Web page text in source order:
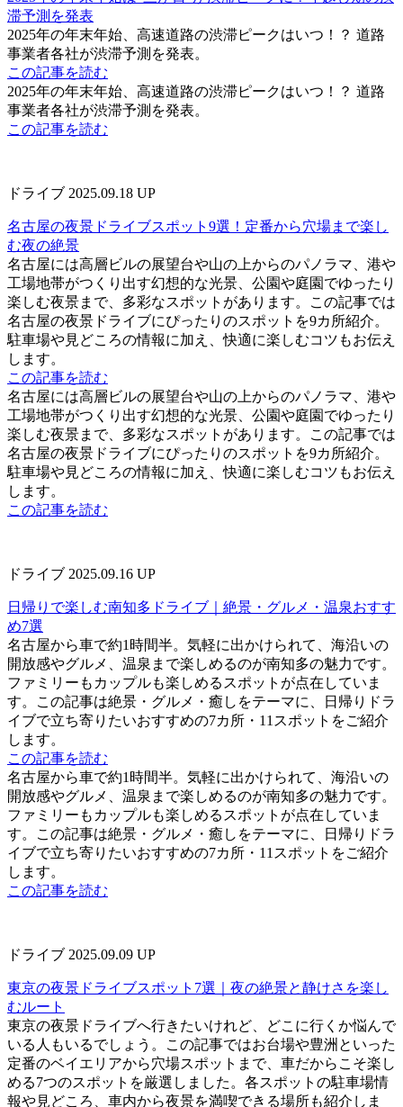
滞予測を発表
2025年の年末年始、高速道路の渋滞ピークはいつ！？ 道路
事業者各社が渋滞予測を発表。
この記事を読む
2025年の年末年始、高速道路の渋滞ピークはいつ！？ 道路
事業者各社が渋滞予測を発表。
この記事を読む
ドライブ 2025.09.18 UP
名古屋の夜景ドライブスポット9選！定番から穴場まで楽し
む夜の絶景
名古屋には高層ビルの展望台や山の上からのパノラマ、港や
工場地帯がつくり出す幻想的な光景、公園や庭園でゆったり
楽しむ夜景まで、多彩なスポットがあります。この記事では
名古屋の夜景ドライブにぴったりのスポットを9カ所紹介。
駐車場や見どころの情報に加え、快適に楽しむコツもお伝え
します。
この記事を読む
名古屋には高層ビルの展望台や山の上からのパノラマ、港や
工場地帯がつくり出す幻想的な光景、公園や庭園でゆったり
楽しむ夜景まで、多彩なスポットがあります。この記事では
名古屋の夜景ドライブにぴったりのスポットを9カ所紹介。
駐車場や見どころの情報に加え、快適に楽しむコツもお伝え
します。
この記事を読む
ドライブ 2025.09.16 UP
日帰りで楽しむ南知多ドライブ｜絶景・グルメ・温泉おすす
め7選
名古屋から車で約1時間半。気軽に出かけられて、海沿いの
開放感やグルメ、温泉まで楽しめるのが南知多の魅力です。
ファミリーもカップルも楽しめるスポットが点在していま
す。この記事は絶景・グルメ・癒しをテーマに、日帰りドラ
イブで立ち寄りたいおすすめの7カ所・11スポットをご紹介
します。
この記事を読む
名古屋から車で約1時間半。気軽に出かけられて、海沿いの
開放感やグルメ、温泉まで楽しめるのが南知多の魅力です。
ファミリーもカップルも楽しめるスポットが点在していま
す。この記事は絶景・グルメ・癒しをテーマに、日帰りドラ
イブで立ち寄りたいおすすめの7カ所・11スポットをご紹介
します。
この記事を読む
ドライブ 2025.09.09 UP
東京の夜景ドライブスポット7選｜夜の絶景と静けさを楽し
むルート
東京の夜景ドライブへ行きたいけれど、どこに行くか悩んで
いる人もいるでしょう。この記事ではお台場や豊洲といった
定番のベイエリアから穴場スポットまで、車だからこそ楽し
める7つのスポットを厳選しました。各スポットの駐車場情
報や見どころ、車内から夜景を満喫できる場所も紹介しま